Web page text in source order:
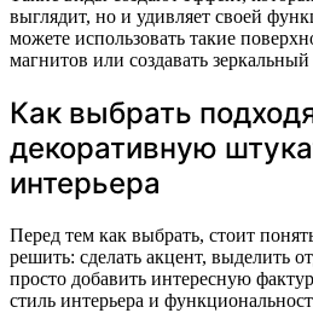
выглядит, но и удивляет своей
можете использовать такие
магнитов или создавать
Как выбрать
декоративную
интерьера
Перед тем как выбрать, стоит
решить: сделать акцент, выделить
просто добавить интересную
стиль интерьера и